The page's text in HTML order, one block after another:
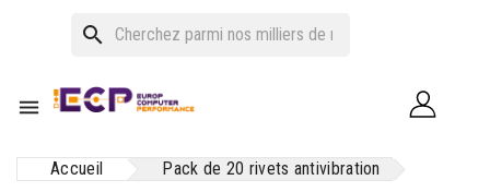
search

Accueil Pack de 20 rivets antivibration